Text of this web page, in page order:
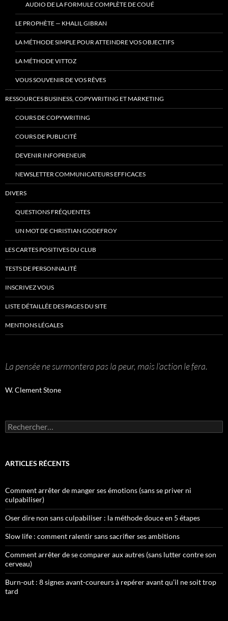
AUDIO DE LA FORMULE COMPLÈTE DE COUÉ
LE PROPHÈTE — KHALIL GIBRAN
LA MÉTHODE SIMPLE POUR ATTEINDRE VOS OBJECTIFS
LA MÉTHODE VITTOZ
VOUS SOUVENIR DE VOS RÊVES
RESSOURCES BUSINESS, COPYWRITING ET MARKETING
COURS DE COPYWRITING
COURS DE PUBLICITÉ
DEVENIR INFOPRENEUR
NEWSLETTER COMMUNICATEURS EFFICACES
DIVERS
QUESTIONS FRÉQUENTES
UN MOT DE CHRISTIAN GODEFROY
LES CARTES POSITIVES DU CLUB
TESTS DE PERSONNALITÉ
INSCRIVEZ VOUS
LISTE DÉTAILLÉE DES PAGES DU SITE
MENTIONS LÉGALES
La pensée ne surmontera pas la peur, mais l’action le fera.
W. Clement Stone
Rechercher :
ARTICLES RÉCENTS
Comment arrêter de manger ses émotions (sans se priver ni
culpabiliser)
Oser dire non sans culpabiliser : la méthode douce en 5 étapes
Slow life : comment ralentir sans sacrifier ses ambitions
Comment arrêter de se comparer aux autres (sans lutter contre son
cerveau)
Burn-out : 8 signes avant-coureurs à repérer avant qu’il ne soit trop
tard